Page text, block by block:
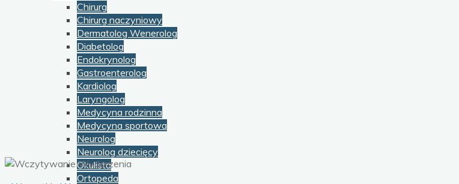
Chirurg
Chirurg naczyniowy
Dermatolog Wenerolog
Diabetolog
Endokrynolog
Gastroenterolog
Kardiolog
Laryngolog
Medycyna rodzinna
Medycyna sportowa
Neurolog
Neurolog dziecięcy
Okulista
Ortopeda